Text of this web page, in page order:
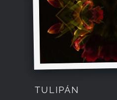
TULIPÁN